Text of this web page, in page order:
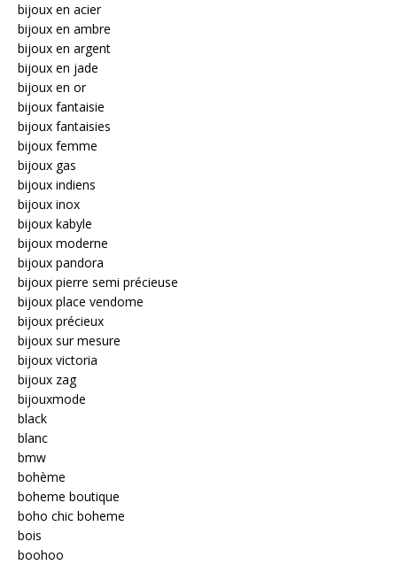
bijoux en acier
bijoux en ambre
bijoux en argent
bijoux en jade
bijoux en or
bijoux fantaisie
bijoux fantaisies
bijoux femme
bijoux gas
bijoux indiens
bijoux inox
bijoux kabyle
bijoux moderne
bijoux pandora
bijoux pierre semi précieuse
bijoux place vendome
bijoux précieux
bijoux sur mesure
bijoux victoria
bijoux zag
bijouxmode
black
blanc
bmw
bohème
boheme boutique
boho chic boheme
bois
boohoo